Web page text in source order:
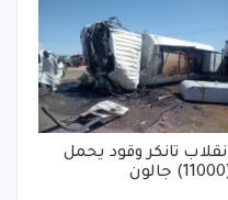
تانكر وقود يحمل